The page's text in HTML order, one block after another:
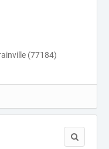
(77184)